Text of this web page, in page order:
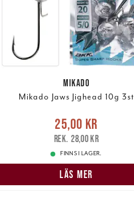
MIKADO
Mikado Jaws Jighead 10g 3st
Nuvarande pris :25,00 kr
pris:28,00 kr
25,00 kr
28,00 kr
FINNS I LAGER.
LÄS MER